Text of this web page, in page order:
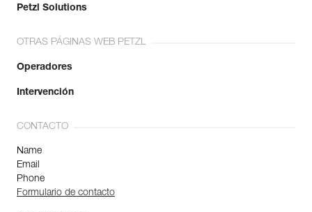
Petzl Solutions
OTRAS PÁGINAS WEB PETZL
Operadores
Intervención
CONTACTO
Name
Email
Phone
Formulario de contacto